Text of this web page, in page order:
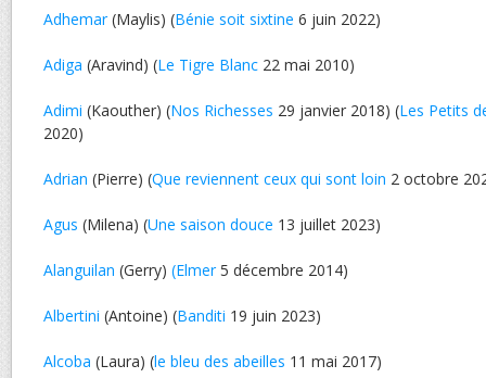
Adhemar(Maylis) (Bénie soit sixtine 6 juin 2022)
Adiga (Aravind) (Le Tigre Blanc 22 mai 2010)
Adimi (Kaouther) (Nos Richesses 29 janvier 2018) (Les Petits
2020)
Adrian (Pierre) (Que reviennent ceux qui sont loin 2 octobre
Agus (Milena) (Une saison douce 13 juillet 2023)
Alanguilan (Gerry) (Elmer5 décembre 2014)
Albertini (Antoine) (Banditi 19 juin 2023)
Alcoba (Laura) (le bleu des abeilles 11 mai 2017)